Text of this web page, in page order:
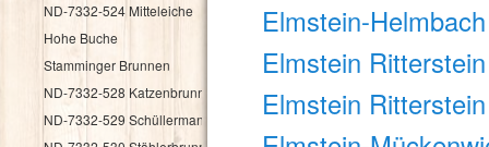
ND-7332-524 Mitteleiche
Hohe Buche
Stamminger Brunnen
ND-7332-528 Katzenbrunnen
ND-7332-529 Schüllermannsbrunnen
Elmstein-
Elmstein
Elmstein